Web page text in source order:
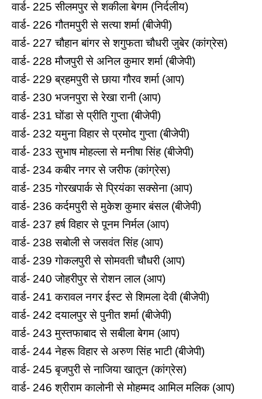
वार्ड- 225 सीलमपुर से शकीला बेगम (निर्दलीय)
वार्ड- 226 गौतमपुरी से सत्‍या शर्मा (बीजेपी)
वार्ड- 227 चौहान बांगर से शगुफता चौधरी जुबेर (कांग्रेस)
वार्ड- 228 मौजपुरी से अनिल कुमार शर्मा (बीजेपी)
वार्ड- 229 ब्रहमपुरी से छाया गौरव शर्मा (आप)
वार्ड- 230 भजनपुरा से रेखा रानी (आप)
वार्ड- 231 घोंडा से प्रीति गुप्‍ता (बीजेपी)
वार्ड- 232 यमुना विहार से प्रमोद गुप्‍ता (बीजेपी)
वार्ड- 233 सुभाष मोहल्‍ला से मनीषा सिंह (बीजेपी)
वार्ड- 234 कबीर नगर से जरीफ (कांग्रेस)
वार्ड- 235 गोरखपार्क से प्रियंका सक्‍सेना (आप)
वार्ड- 236 कर्दमपुरी से मुकेश कुमार बंसल (बीजेपी)
वार्ड- 237 हर्ष विहार से पूनम निर्मल (आप)
वार्ड- 238 सबोली से जसवंत सिंह (आप)
वार्ड- 239 गोकलपुरी से सोमवती चौधरी (आप)
वार्ड- 240 जोहरीपुर से रोशन लाल (आप)
वार्ड- 241 करावल नगर ईस्‍ट से शिमला देवी (बीजेपी)
वार्ड- 242 दयालपुर से पुनीत शर्मा (बीजेपी)
वार्ड- 243 मुस्‍तफाबाद से सबीला बेगम (आप)
वार्ड- 244 नेहरू व‍िहार से अरुण सिंह भाटी (बीजेपी)
वार्ड- 245 बृजपुरी से नाजिया खातून (कांग्रेस)
वार्ड- 246 श्रीराम कालोनी से मोहम्‍मद आमिल मलिक (आप)